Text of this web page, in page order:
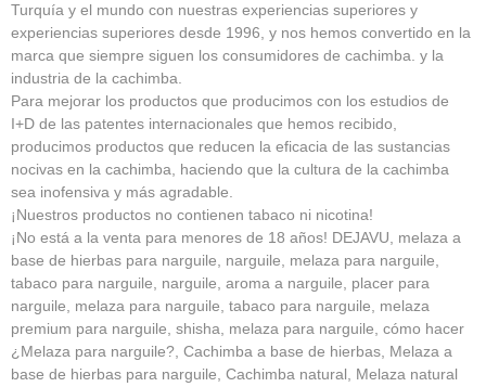
Turquía y el mundo con nuestras experiencias superiores y
experiencias superiores desde 1996, y nos hemos convertido en la
marca que siempre siguen los consumidores de cachimba. y la
industria de la cachimba.
Para mejorar los productos que producimos con los estudios de
I+D de las patentes internacionales que hemos recibido,
producimos productos que reducen la eficacia de las sustancias
nocivas en la cachimba, haciendo que la cultura de la cachimba
sea inofensiva y más agradable.
¡Nuestros productos no contienen tabaco ni nicotina!
¡No está a la venta para menores de 18 años! DEJAVU, melaza a
base de hierbas para narguile, narguile, melaza para narguile,
tabaco para narguile, narguile, aroma a narguile, placer para
narguile, melaza para narguile, tabaco para narguile, melaza
premium para narguile, shisha, melaza para narguile, cómo hacer
¿Melaza para narguile?, Cachimba a base de hierbas, Melaza a
base de hierbas para narguile, Cachimba natural, Melaza natural